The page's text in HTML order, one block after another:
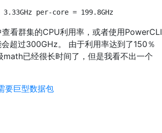
per-core = 199.8GHz
看群集的CPU利用率，或者使用PowerCLI
超过300GHz。 由于利用率达到了150％
math已经很长时间了，但是我看不出一个
要巨型数据包